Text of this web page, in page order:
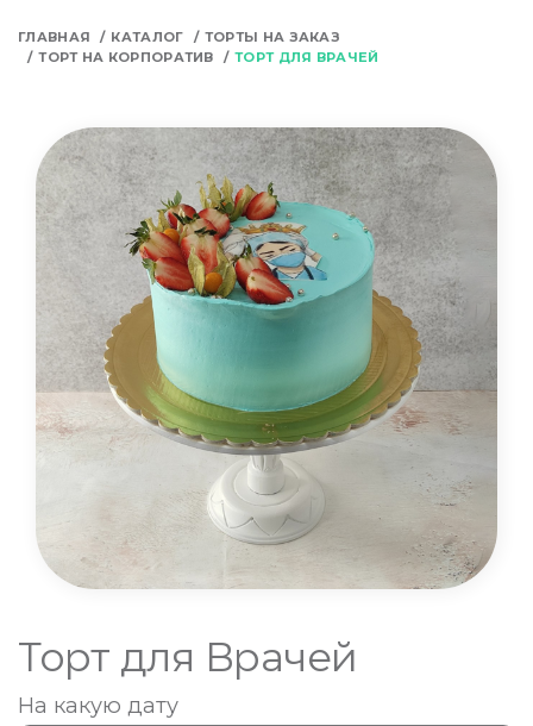
ГЛАВНАЯ КАТАЛОГ
ТОРТЫ НА ЗАКАЗ
ТОРТ НА КОРПОРАТИВ
ТОРТ ДЛЯ ВРАЧЕЙ
Торт для Врачей
На какую дату